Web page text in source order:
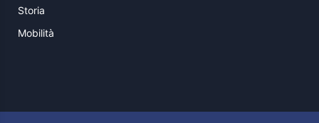
Storia
Mobilità